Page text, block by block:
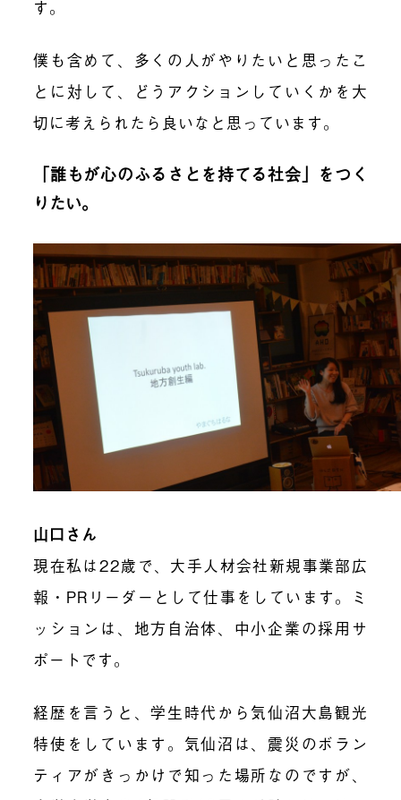
す。
僕も含めて、多くの人がやりたいと思ったこ
とに対して、どうアクションしていくかを大
切に考えられたら良いなと思っています。
「誰もが心のふるさとを持てる社会」をつく
りたい。
山口さん
現在私は22歳で、大手人材会社新規事業部広
報・ PR リーダーとして仕事をしています。ミ
ッションは、地方自治体、中小企業の採用サ
ポートです。
経歴を言うと、学生時代から気仙沼大島観光
特使をしています。気仙沼は、震災のボラン
ティアがきっかけで知った場所なのですが、